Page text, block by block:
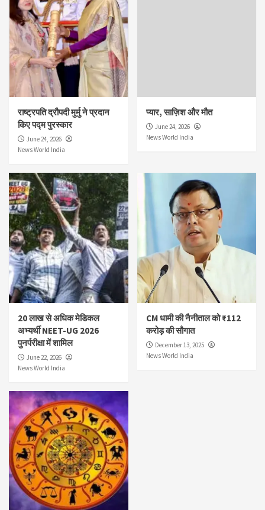
राष्ट्रपति द्रौपदी मुर्मु ने प्रदान
किए पद्म पुरस्कार
June 24, 2026
News World India
प्यार, साज़िश और मौत
June 24, 2026
News World India
20 लाख से अधिक मेडिकल
अभ्यर्थी NEET-UG 2026
पुनर्परीक्षा में शामिल
June 22, 2026
News World India
CM धामी की नैनीताल को ₹112
करोड़ की सौगात
December 13, 2025
News World India